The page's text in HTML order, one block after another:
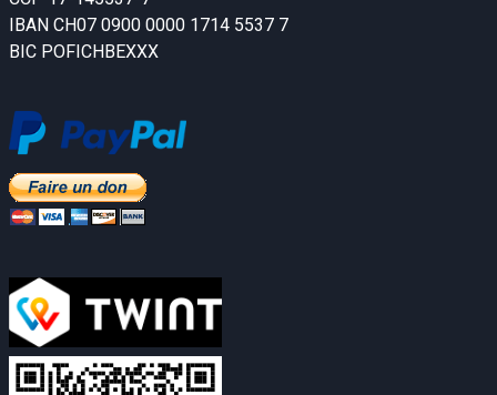
IBAN CH07 0900 0000 1714 5537 7
BIC POFICHBEXXX